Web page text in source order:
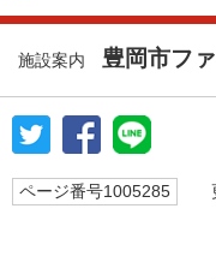
施設案内 豊岡市フ
ページ番号1005285